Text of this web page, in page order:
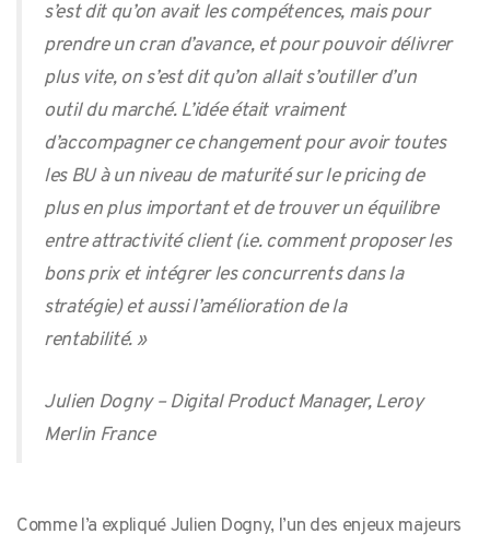
s’est dit qu’on avait les compétences, mais pour
prendre un cran d’avance, et pour pouvoir délivrer
plus vite, on s’est dit qu’on allait s’outiller d’un
outil du marché. L’idée était vraiment
d’accompagner ce changement pour avoir toutes
les BU à un niveau de maturité sur le pricing de
plus en plus important et de trouver un équilibre
entre attractivité client(i.e. comment proposer les
bons prix et intégrer les concurrents dans la
stratégie)et aussi l’amélioration de la
rentabilité. »
Julien Dogny – Digital Product Manager, Leroy
Merlin France
Comme l’a expliqué Julien Dogny, l’un des enjeux majeurs